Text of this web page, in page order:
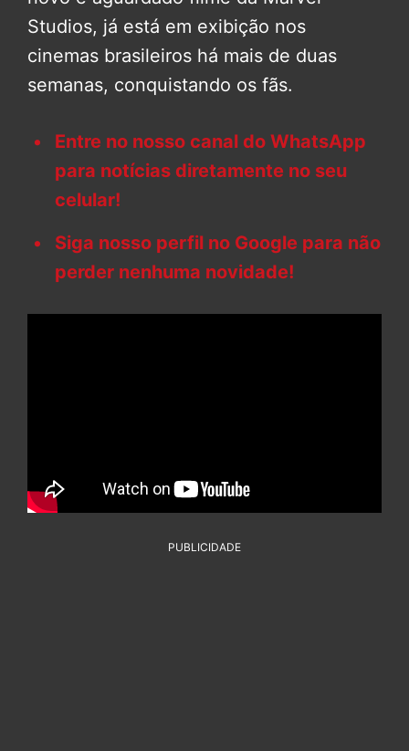
Studios, já está em exibição nos
cinemas brasileiros há mais de duas
semanas, conquistando os fãs.
Entre no nosso canal do WhatsApp
para notícias diretamente no seu
celular!
Siga nosso perfil no Google para não
perder nenhuma novidade!
PUBLICIDADE